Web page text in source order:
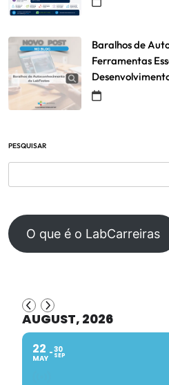
Baralhos de
Ferramentas
PESQUISAR
O que é o LabCarreiras
AUGUST, 2026
22
MAY
30
SEP